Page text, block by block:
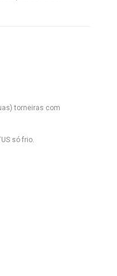
torneiras com
só frio.